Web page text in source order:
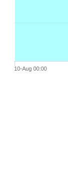
10-Aug 00:00